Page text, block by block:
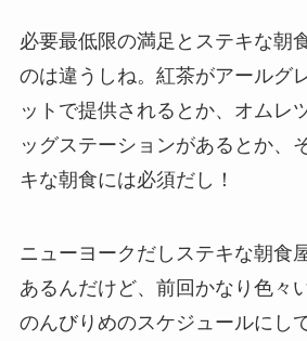
必要最低限の満足とステキな朝
のは違うしね。紅茶がアールグ
ットで提供されるとか、オムレ
ッグステーションがあるとか、
キな朝食には必須だし！
ニューヨークだしステキな朝食
あるんだけど、前回かなり色々
のんびりめのスケジュールにし